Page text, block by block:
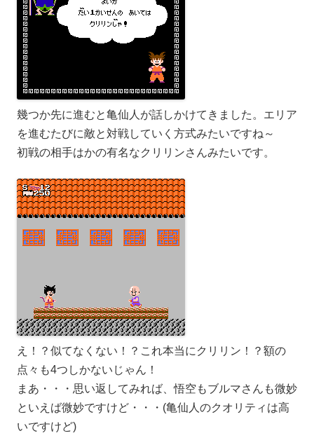
幾つか先に進むと亀仙人が話しかけてきました。エリア
を進むたびに敵と対戦していく方式みたいですね～
初戦の相手はかの有名なクリリンさんみたいです。
え！？似てなくない！？これ本当にクリリン！？額の
点々も4つしかないじゃん！
まあ・・・思い返してみれば、悟空もブルマさんも微妙
といえば微妙ですけど・・・(亀仙人のクオリティは高
いですけど)